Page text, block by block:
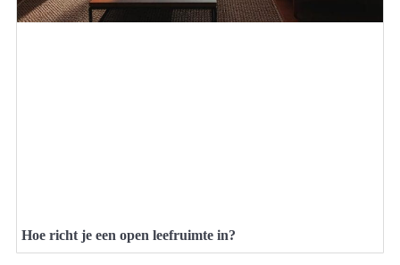
Hoe richt je een open leefruimte in?